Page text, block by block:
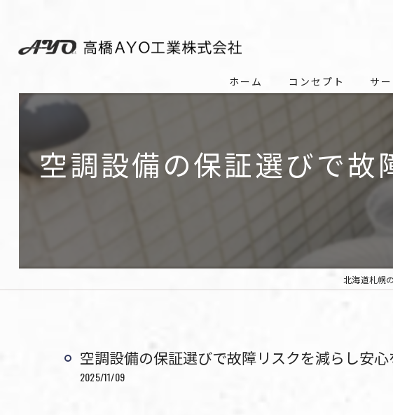
ホーム コンセプト サ
空調設備の保証選びで故
北海道札幌
空調設備の保証選びで故障リスクを減らし安
2025/11/09